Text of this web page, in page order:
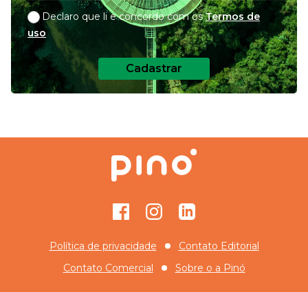
Declaro que li e concordo com os Termos de
uso
Cadastrar
FacebookInstagramGitHub
Política de privacidade
Contato Editorial
Contato Comercial
Sobre o a Pinó